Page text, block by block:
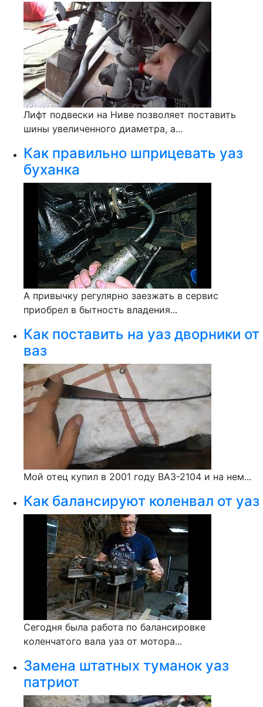
Лифт подвески на Ниве позволяет поставить
шины увеличенного диаметра, а...
Как правильно шприцевать уаз
буханка
А привычку регулярно заезжать в сервис
приобрел в бытность владения...
Как поставить на уаз дворники от
ваз
Мой отец купил в 2001 году ВАЗ-2104 и на нем...
Как балансируют коленвал от уаз
Сегодня была работа по балансировке
коленчатого вала уаз от мотора...
Замена штатных туманок уаз
патриот